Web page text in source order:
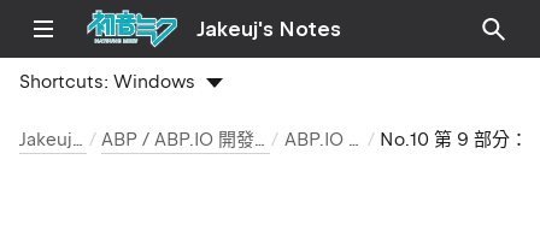
Jakeuj's Notes
Shortcuts:Windows
Jakeuj 筆記本 ABP / ABP.IO 開發環境與安裝筆記 ABP.IO 新手教學